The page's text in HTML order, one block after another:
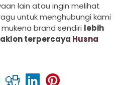
lain atau ingin melihat
untuk menghubungi kami
brand sendiri lebih
terpercaya Husna